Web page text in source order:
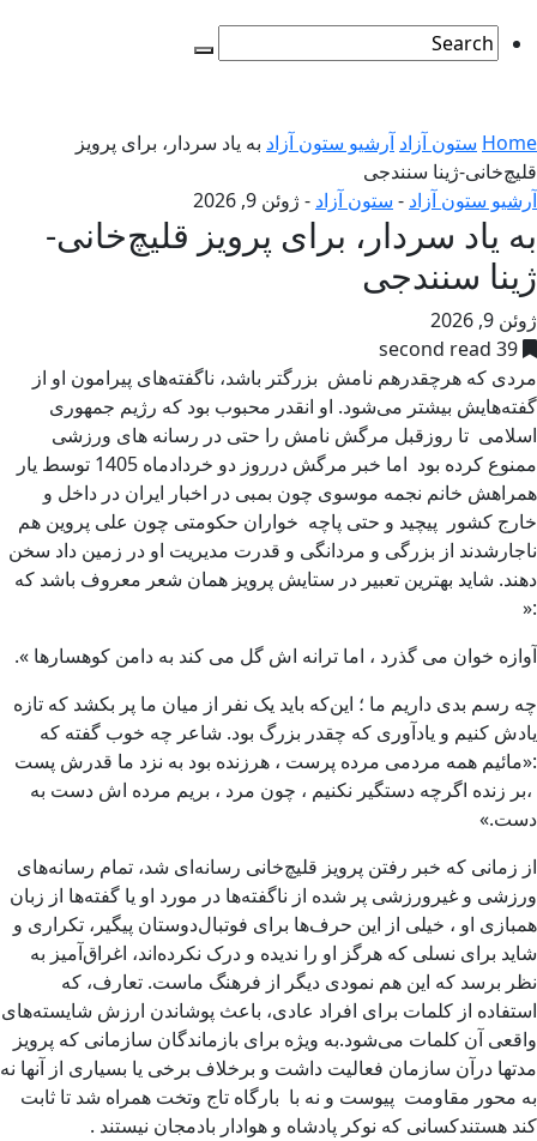
Home ستون آزاد آرشیو ستون آزاد به یاد سردار، برای پرویز
قلیچ‌خانی-ژینا سنندجی
آرشیو ستون آزاد - ستون آزاد - ژوئن 9, 2026
به یاد سردار، برای پرویز قلیچ‌خانی-
ژینا سنندجی
ژوئن 9, 2026
39 second read
مردی که هرچقدرهم نامش بزرگتر باشد، ناگفته‌های پیرامون او از
گفته‌هایش بیشتر می‌شود. او انقدر محبوب بود که رژیم جمهوری
اسلامی تا روزقبل مرگش نامش را حتی در رسانه های ورزشی
ممنوع کرده بود اما خبر مرگش درروز دو خردادماه 1405 توسط یار
همراهش خانم نجمه موسوی چون بمبی در اخبار ایران در داخل و
خارج کشور پیچید و حتی پاچه خواران حکومتی چون علی پروین هم
ناجارشدند از بزرگی و مردانگی و قدرت مدیریت او در زمین داد سخن
دهند. شاید بهترین تعبیر در ستایش پرویز همان شعر معروف باشد که
:«
آوازه خوان می گذرد ، اما ترانه اش گل می کند به دامن کوهسارها ».
چه رسم بدی داریم ما ؛ این‌که باید یک نفر از میان ما پر بکشد که تازه
یادش کنیم و یادآوری که چقدر بزرگ بود. شاعر چه خوب گفته که
:«مائیم همه مردمی مرده پرست ، هرزنده بود به نزد ما قدرش پست
،بر زنده اگرچه دستگیر نکنیم ، چون مرد ، بریم مرده اش دست به
دست.»
از زمانی که خبر رفتن پرویز قلیچ‌خانی رسانه‌ای شد، تمام رسانه‌های
ورزشی و غیرورزشی پر شده از ناگفته‌ها در مورد او یا گفته‌ها از زبان
همبازی او ، خیلی از این حرف‌ها برای فوتبال‌دوستان پیگیر، تکراری و
شاید برای نسلی که هرگز او را ندیده و درک نکرده‌اند، اغراق‌آمیز به
نظر برسد که این هم نمودی دیگر از فرهنگ ماست. تعارف، که
استفاده از کلمات برای افراد عادی، باعث پوشاندن ارزش شایسته‌های
واقعی آن کلمات می‌شود.به ویژه برای بازماندگان سازمانی که پرویز
مدتها درآن سازمان فعالیت داشت و برخلاف برخی یا بسیاری از آنها نه
به محور مقاومت پیوست و نه با بارگاه تاج وتخت همراه شد تا ثابت
کند هستندکسانی که نوکر پادشاه و هوادار بادمجان نیستند .